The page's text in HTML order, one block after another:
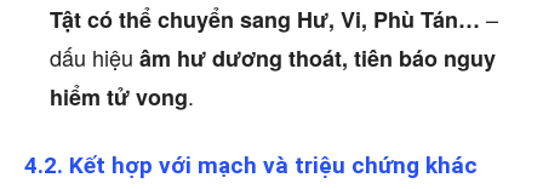
Tật có thể chuyển sang Hư, Vi, Phù Tán… –
dấu hiệu âm hư dương thoát, tiên báo nguy
hiểm tử vong.
4.2. Kết hợp với mạch và triệu chứng khác